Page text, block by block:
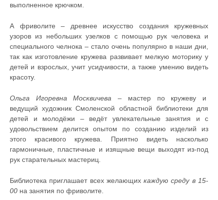
выполненное крючком.
А фриволите – древнее искусство создания кружевных
узоров из небольших узелков с помощью рук человека и
специального челнока – стало очень популярно в наши дни,
так как изготовление кружева развивает мелкую моторику у
детей и взрослых, учит усидчивости, а также умению видеть
красоту.
Ольга Игоревна Москвичева – мастер по кружеву и
ведущий художник Смоленской областной библиотеки для
детей и молодёжи – ведёт увлекательные занятия и с
удовольствием делится опытом по созданию изделий из
этого красивого кружева. Приятно видеть насколько
гармоничные, пластичные и изящные вещи выходят из-под
рук старательных мастериц.
Библиотека приглашает всех желающихкаждую среду в 15-
00 на занятия по фриволите.